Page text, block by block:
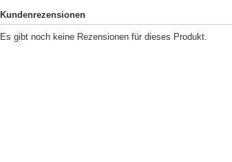
Kundenrezensionen
Es gibt noch keine Rezensionen für dieses Produkt.